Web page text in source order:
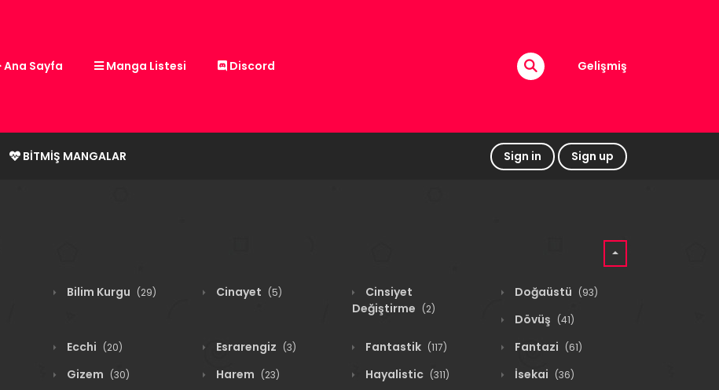
Ana Sayfa Manga Listesi Discord Gelişmiş
BITMIŞ MANGALAR Sign in Sign up
Bilim Kurgu (29) Cinayet (5)
Cinsiyet
Değiştirme (2)
Doğaüstü (93)
Dövüş (41)
Ecchi (20) Esrarengiz (3) Fantastik (117) Fantazi (61)
Gizem (30) Harem (23) Hayalistic (311) İsekai (36)